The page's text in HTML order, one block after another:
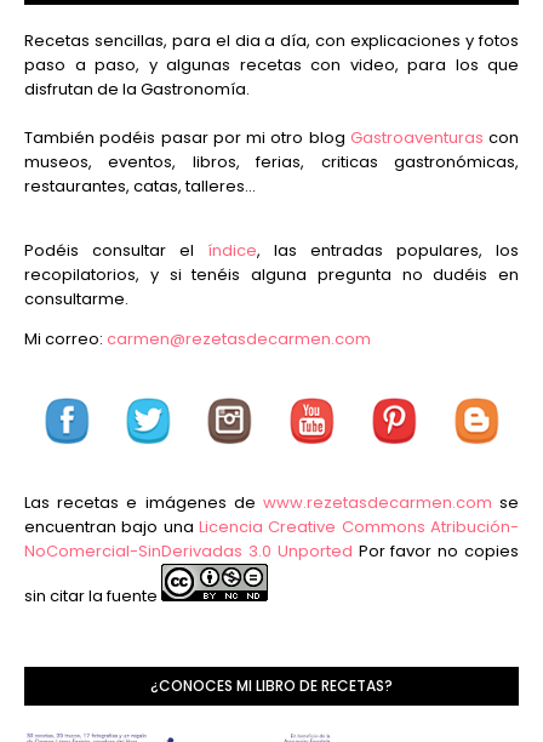
Recetas sencillas, para el dia a día, con explicaciones y fotos
paso a paso, y algunas recetas con video, para los que
disfrutan de la Gastronomía.
También podéis pasar por mi otro blog Gastroaventuras con
museos, eventos, libros, ferias, criticas gastronómicas,
restaurantes, catas, talleres...
Podéis consultar el índice, las entradas populares, los
recopilatorios, y si tenéis alguna pregunta no dudéis en
consultarme.
Mi correo: carmen@rezetasdecarmen.com
Las recetas e imágenes de www.rezetasdecarmen.com se
encuentran bajo una Licencia Creative Commons Atribución-
NoComercial-SinDerivadas 3.0 Unported Por favor no copies
sin citar la fuente
¿CONOCES MI LIBRO DE RECETAS?